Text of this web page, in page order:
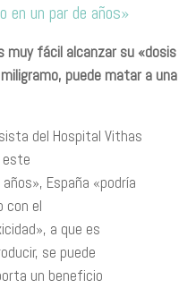
en un par de años»
muy fácil alcanzar su «dosis
miligramo, puede matar a una
del Hospital Vithas
este
España «podría
con el
a que es
se puede
un beneficio